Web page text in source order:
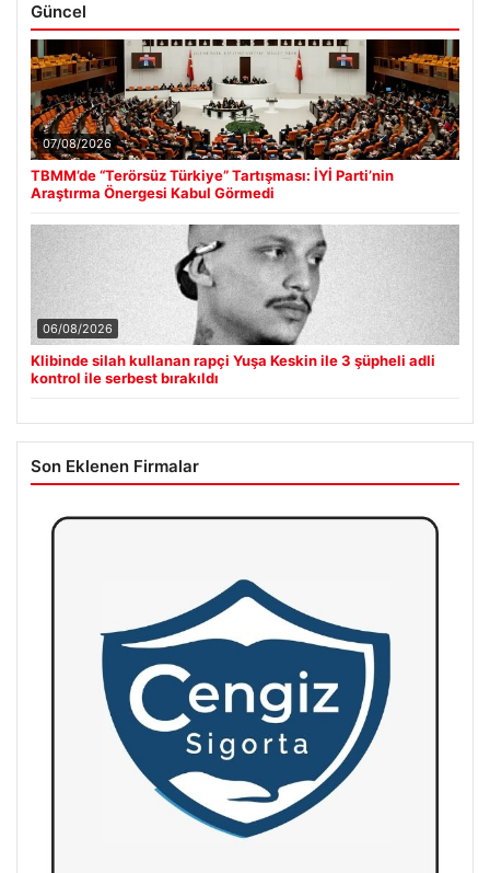
Güncel
07/08/2026
TBMM’de “Terörsüz Türkiye” Tartışması: İYİ Parti’nin
Araştırma Önergesi Kabul Görmedi
06/08/2026
Klibinde silah kullanan rapçi Yuşa Keskin ile 3 şüpheli adli
kontrol ile serbest bırakıldı
Son Eklenen Firmalar